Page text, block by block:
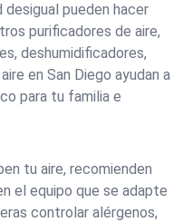
desigual pueden hacer
purificadores de aire,
deshumidificadores,
en San Diego ayudan a
para tu familia e
tu aire, recomienden
el equipo que se adapte
controlar alérgenos,